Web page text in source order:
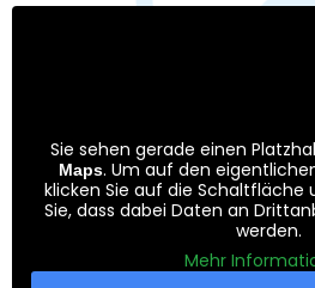
Sie sehen gerade einen
Maps. Um auf den
klicken Sie auf die
Sie, dass dabei Daten an
werden.
Mehr